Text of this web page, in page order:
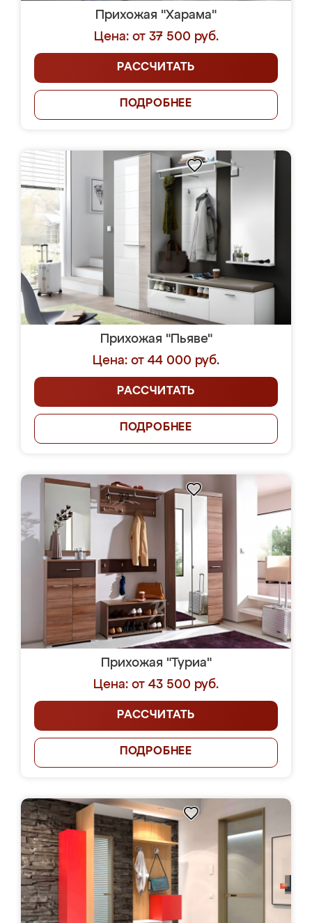
Прихожая "Харама"
Цена: от 37 500 руб.
РАССЧИТАТЬ
ПОДРОБНЕЕ
Прихожая "Пьяве"
Цена: от 44 000 руб.
РАССЧИТАТЬ
ПОДРОБНЕЕ
Прихожая "Туриа"
Цена: от 43 500 руб.
РАССЧИТАТЬ
ПОДРОБНЕЕ